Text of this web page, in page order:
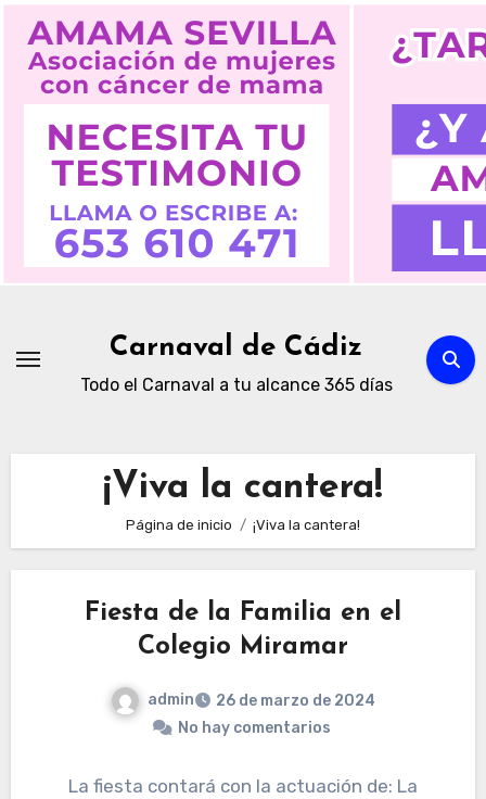
contenido
Carnaval de Cádiz
Todo el Carnaval a tu alcance 365 días
¡Viva la cantera!
Página de inicio ¡Viva la cantera!
Fiesta de la Familia en el
Colegio Miramar
admin
26 de marzo de 2024
No hay comentarios
La fiesta contará con la actuación de: La